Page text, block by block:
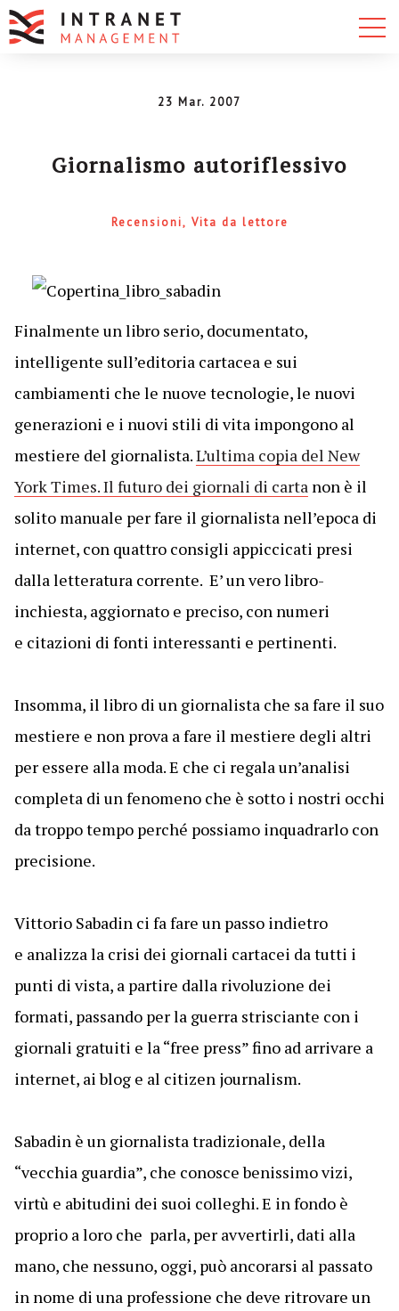
23 Mar. 2007
Giornalismo autoriflessivo
Recensioni Vita da lettore
Finalmente un libro serio, documentato,
intelligente sull’editoria cartacea e sui
cambiamenti che le nuove tecnologie, le nuovi
generazioni e i nuovi stili di vita impongono al
mestiere del giornalista.L’ultima copia del New
York Times. Il futuro dei giornali di cartanon è il
solito manuale per fare il giornalista nell’epoca di
internet, con quattro consigli appiccicati presi
dalla letteratura corrente. E’ un vero libro-
inchiesta, aggiornato e preciso, con numeri
e citazioni di fonti interessanti e pertinenti.
Insomma, il libro di un giornalista che sa fare il suo
mestiere e non prova a fare il mestiere degli altri
per essere alla moda. E che ci regala un’analisi
completa di un fenomeno che è sotto i nostri occhi
da troppo tempo perché possiamo inquadrarlo con
precisione.
Vittorio Sabadin ci fa fare un passo indietro
e analizza la crisi dei giornali cartacei da tutti i
punti di vista, a partire dalla rivoluzione dei
formati, passando per la guerra strisciante con i
giornali gratuiti e la “free press” fino ad arrivare a
internet, ai blog e al citizen journalism.
Sabadin è un giornalista tradizionale, della
“vecchia guardia”, che conosce benissimo vizi,
virtù e abitudini dei suoi colleghi. E in fondo è
proprio a loro che parla, per avvertirli, dati alla
mano, che nessuno, oggi, può ancorarsi al passato
in nome di una professione che deve ritrovare un